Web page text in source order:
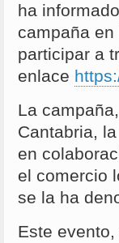
ha
campaña
participar a
enlace
La
Cantabria,
en
el comercio
se la ha
Este